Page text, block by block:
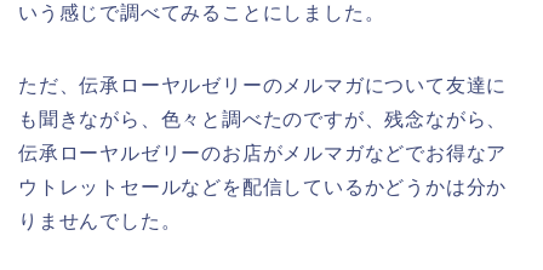
いう感じで調べてみることにしました。
ただ、伝承ローヤルゼリーのメルマガについて友達に
も聞きながら、色々と調べたのですが、残念ながら、
伝承ローヤルゼリーのお店がメルマガなどでお得なア
ウトレットセールなどを配信しているかどうかは分か
りませんでした。